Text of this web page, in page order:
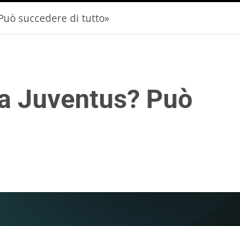
succedere di tutto»
Juventus? Può